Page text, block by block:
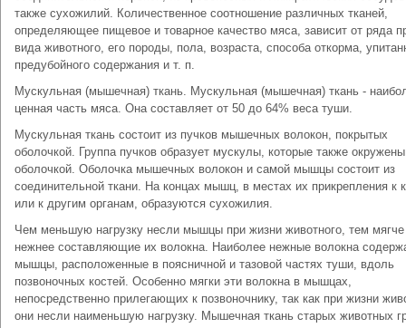
также сухожилий. Количественное соотношение различных тканей,
определяющее пищевое и товарное качество мяса, зависит от ряда
вида животного, его породы, пола, возраста, способа откорма,
предубойного содержания и т. п.
Мускульная (мышечная) ткань. Мускульная (мышечная) ткань -
ценная часть мяса. Она составляет от 50 до 64% веса туши.
Мускульная ткань состоит из пучков мышечных волокон, покрытых
оболочкой. Группа пучков образует мускулы, которые также окружены
оболочкой. Оболочка мышечных волокон и самой мышцы состоит из
соединительной ткани. На концах мышц, в местах их прикрепления к
или к другим органам, образуются сухожилия.
Чем меньшую нагрузку несли мышцы при жизни животного, тем
нежнее составляющие их волокна. Наиболее нежные волокна
мышцы, расположенные в поясничной и тазовой частях туши, вдоль
позвоночных костей. Особенно мягки эти волокна в мышцах,
непосредственно прилегающих к позвоночнику, так как при жизни
они несли наименьшую нагрузку. Мышечная ткань старых животных